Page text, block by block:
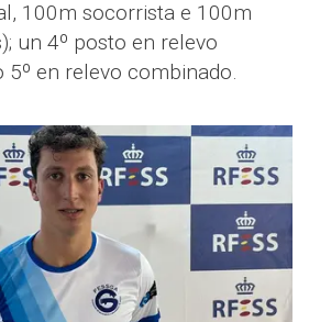
100m socorrista e 100m
un 4º posto en relevo
en relevo combinado.